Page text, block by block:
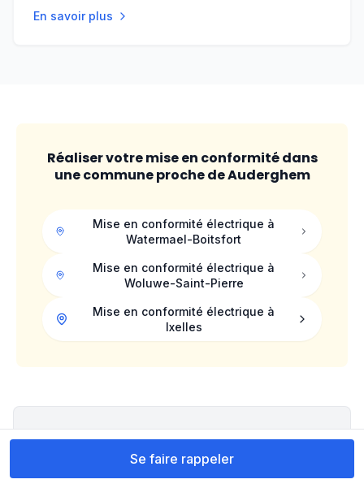
Se faire rappeler
En savoir plus
Réaliser votre mise en conformité dans
une commune proche deAuderghem
Mise en conformité électrique à
Watermael-Boitsfort
Mise en conformité électrique à
Woluwe-Saint-Pierre
Mise en conformité électrique à
Ixelles
Se faire rappeler par un